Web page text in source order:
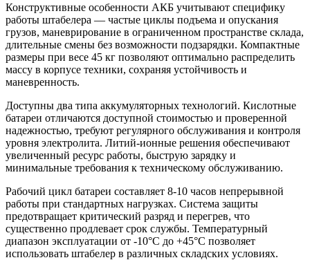
Конструктивные особенности АКБ учитывают специфику
работы штабелера — частые циклы подъема и опускания
грузов, маневрирование в ограниченном пространстве склада,
длительные смены без возможности подзарядки. Компактные
размеры при весе 45 кг позволяют оптимально распределить
массу в корпусе техники, сохраняя устойчивость и
маневренность.
Доступны два типа аккумуляторных технологий. Кислотные
батареи отличаются доступной стоимостью и проверенной
надежностью, требуют регулярного обслуживания и контроля
уровня электролита. Литий-ионные решения обеспечивают
увеличенный ресурс работы, быструю зарядку и
минимальные требования к техническому обслуживанию.
Рабочий цикл батареи составляет 8-10 часов непрерывной
работы при стандартных нагрузках. Система защиты
предотвращает критический разряд и перегрев, что
существенно продлевает срок службы. Температурный
диапазон эксплуатации от -10°C до +45°C позволяет
использовать штабелер в различных складских условиях.